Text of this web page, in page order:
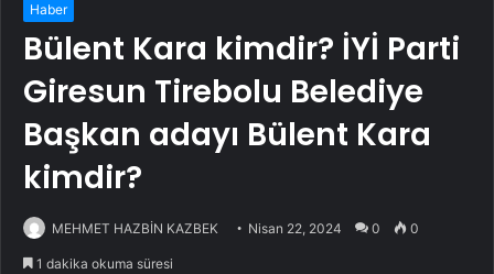
Haber
Bülent Kara kimdir? İYİ Parti
Giresun Tirebolu Belediye
Başkan adayı Bülent Kara
kimdir?
MEHMET HAZBİN KAZBEK Nisan 22, 2024 0 0
1 dakika okuma süresi